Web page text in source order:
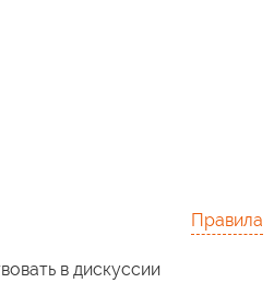
Правила
в дискуссии